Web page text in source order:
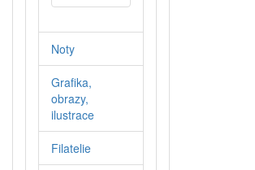
Noty
Grafika,
obrazy,
ilustrace
Filatelie